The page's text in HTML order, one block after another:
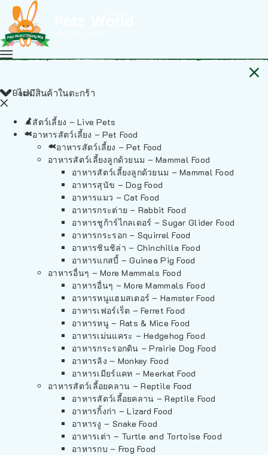
ไม่มีสินค้าในตะกร้า
Back
สัตว์เลี้ยง – Live Pets
อาหารสัตว์เลี้ยง – Pet Food
อาหารสัตว์เลี้ยง – Pet Food
อาหารสัตว์เลี้ยงลูกด้วยนม – Mammal Food
อาหารสัตว์เลี้ยงลูกด้วยนม – Mammal Food
อาหารสุนัข – Dog Food
อาหารแมว – Cat Food
อาหารกระต่าย – Rabbit Food
อาหารชูก้าร์ไกลเดอร์ – Sugar Glider Food
อาหารกระรอก – Squirrel Food
อาหารชินชิล่า – Chinchilla Food
อาหารแกสบี้ – Guinea Pig Food
อาหารอื่นๆ – More Mammals Food
อาหารอื่นๆ – More Mammals Food
อาหารหนูแฮมสเตอร์ – Hamster Food
อาหารเฟอร์เร็ต – Ferret Food
อาหารหนู – Rats & Mice Food
อาหารเม่นแคระ – Hedgehog Food
อาหารกระรอกดิน – Prairie Dog Food
อาหารลิง – Monkey Food
อาหารเมียร์แคท – Meerkat Food
อาหารสัตว์เลี้อยคลาน – Reptile Food
อาหารสัตว์เลี้อยคลาน – Reptile Food
อาหารกิ้งก่า – Lizard Food
อาหารงู – Snake Food
อาหารเต่า – Turtle and Tortoise Food
อาหารกบ – Frog Food